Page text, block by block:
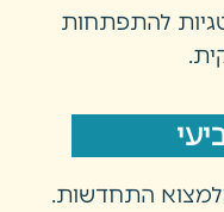
להתפתחות
התחדשות.